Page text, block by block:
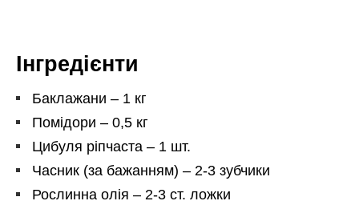
Інгредієнти
Баклажани – 1 кг
Помідори – 0,5 кг
Цибуля ріпчаста – 1 шт.
Часник (за бажанням) – 2-3 зубчики
Рослинна олія – 2-3 ст. ложки